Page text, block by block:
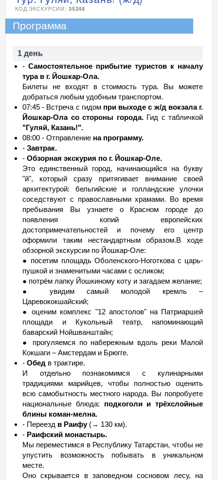
КОД ЭКСКУРСИИ: 35248
Программа
1 день
- Самостоятельное прибытие туристов к началу
тура в г. Йошкар-Ола.
Билеты не входят в стоимость тура. Вы можете
добраться любым удобным транспортом.
07:45 - Встреча с гидом при выходе с ж/д вокзала г.
Йошкар-Ола со стороны города.Гид с табличкой
"Гуляй, Казань!".
08:00 - Отправление на программу.
- Завтрак.
- Обзорная экскурия по г. Йошкар-Оле.
Это единственный город, начинающийся на букву
"й", который сразу притягивает внимание своей
архитектурой: бельгийские и голландские улочки
соседствуют с православными храмами. Во время
пребывания Вы узнаете о Красном городе до
появления копий европейских
достопримечательностей и почему его центр
оформили таким нестандартным образом.В ходе
обзорной экскурсии по Йошкар-Оле:
● посетим площадь Оболенского-Ноготкова с царь-
пушкой и знаменитыми часами с осликом;
● потрём лапку Йошкиному коту и загадаем желание;
● увидим самый молодой кремль –
Царевококшайский;
● оценим комплекс "12 апостолов" на Патриаршей
площади и Кукольный театр, напоминающий
баварский Нойшванштайн;
● прогуляемся по набережным вдоль реки Малой
Кокшаги – Амстердам и Брюгге.
- Обед в трактире.
И отдельно познакомимся с кулинарными
традициями марийцев, чтобы полностью оценить
всю самобытность местного народа. Вы попробуете
национальные блюда: подкоголи и трёхслойные
блины коман-мелна.
- Переезд в Раифу (→ 130 км).
- Раифский монастырь.
Мы переместимся в Республику Татарстан, чтобы не
упустить возможность побывать в уникальном
месте.
Оно скрывается в заповедном сосновом лесу, на